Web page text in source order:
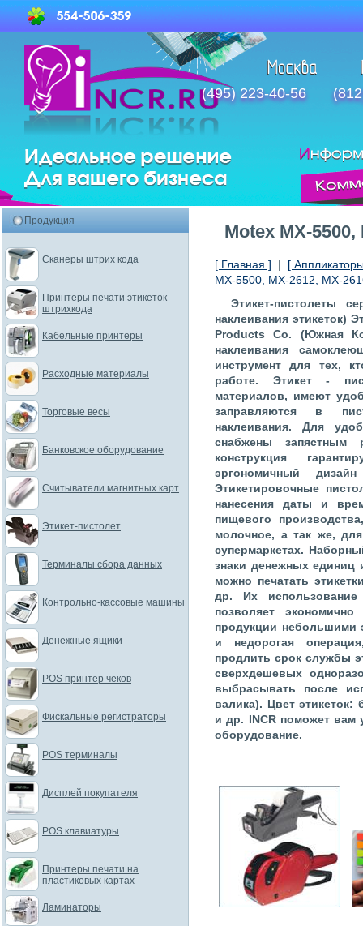
(495) 223-40-56
Motex МХ-
[ Главная ] | [
МХ-5500, МХ-2612, МХ-
Этикет-пистолеты
наклеивания этикеток)
Products Co. (Южная
наклеивания
инструмент для тех,
работе. Этикет -
материалов, имеют
заправляются в
наклеивания. Для
снабжены
конструкция
эргономичный
Этикетировочные
нанесения даты и
пищевого
молочное, а так же,
супермаркетах.
знаки денежных единиц
можно печатать
др. Их использование
позволяет
продукции небольшими
и недорогая
продлить срок службы
сверхдешевых
выбрасывать после
валика). Цвет
и др. INCR поможет вам
оборудование.
Продукция
Сканеры штрих кода
Принтеры печати этикеток
штрихкода
Кабельные принтеры
Расходные материалы
Торговые весы
Банковское оборудование
Считыватели магнитных карт
Этикет-пистолет
Терминалы сбора данных
Контрольно-кассовые машины
Денежные ящики
POS принтер чеков
Фискальные регистраторы
POS терминалы
Дисплей покупателя
POS клавиатуры
Принтеры печати на
пластиковых картах
Ламинаторы